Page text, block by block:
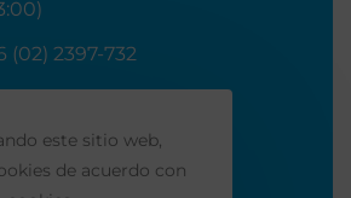
(02) 2397-732
este sitio web,
de acuerdo con